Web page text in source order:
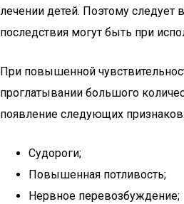
лечении детей. Поэтому следует
последствия могут быть при
При повышенной
проглатывании большого
появление следующих признаков:
Судороги;
Повышенная потливость;
Нервное перевозбуждение;